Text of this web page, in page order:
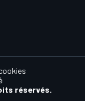
réservés.